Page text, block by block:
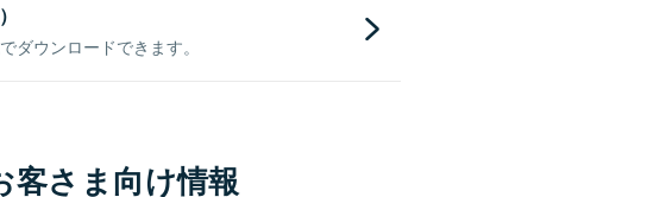
ダウンロードできます。
客さま向け情報